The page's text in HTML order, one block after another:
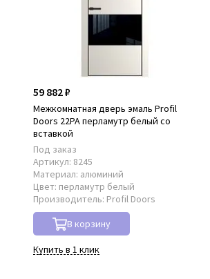
59 882 ₽
Межкомнатная дверь эмаль Profil
Doors 22PA перламутр белый со
вставкой
Под заказ
Артикул: 8245
Материал: алюминий
Цвет: перламутр белый
Производитель: Profil Doors
В корзину
Купить в 1 клик